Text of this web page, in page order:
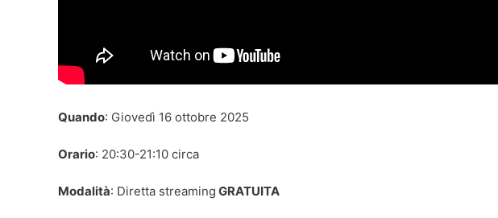
Quando: Giovedì 16 ottobre 2025
Orario: 20:30-21:10 circa
Modalità: Diretta streaming GRATUITA